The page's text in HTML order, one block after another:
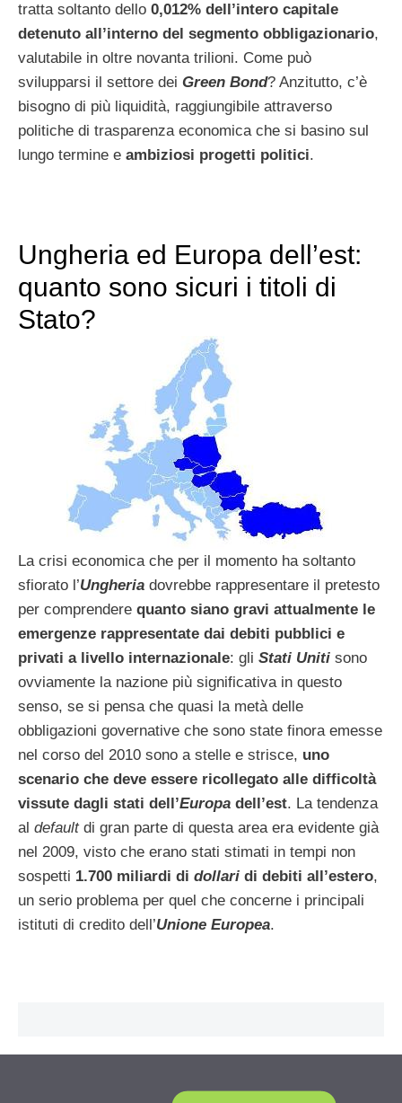
tratta soltanto dello 0,012% dell’intero capitale
detenuto all’interno del segmento obbligazionario,
valutabile in oltre novanta trilioni. Come può
svilupparsi il settore dei Green Bond? Anzitutto, c’è
bisogno di più liquidità, raggiungibile attraverso
politiche di trasparenza economica che si basino sul
lungo termine e ambiziosi progetti politici.
Ungheria ed Europa dell’est:
quanto sono sicuri i titoli di
Stato?
La crisi economica che per il momento ha soltanto
sfiorato l’Ungheria dovrebbe rappresentare il pretesto
per comprendere quanto siano gravi attualmente le
emergenze rappresentate dai debiti pubblici e
privati a livello internazionale: gli Stati Uniti sono
ovviamente la nazione più significativa in questo
senso, se si pensa che quasi la metà delle
obbligazioni governative che sono state finora emesse
nel corso del 2010 sono a stelle e strisce, uno
scenario che deve essere ricollegato alle difficoltà
vissute dagli stati dell’Europa dell’est. La tendenza
al defaultdi gran parte di questa area era evidente già
nel 2009, visto che erano stati stimati in tempi non
sospetti 1.700 miliardi di dollari di debiti all’estero,
un serio problema per quel che concerne i principali
istituti di credito dell’Unione Europea.